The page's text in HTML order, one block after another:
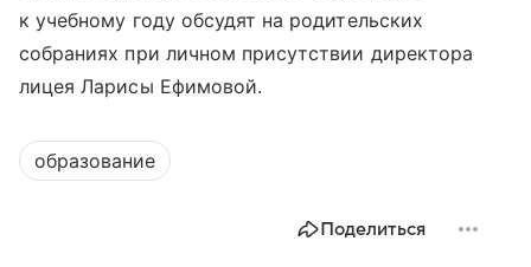
к учебному году обсудят на родительских
собраниях при личном присутствии директора
лицея Ларисы Ефимовой.
образование
Поделиться